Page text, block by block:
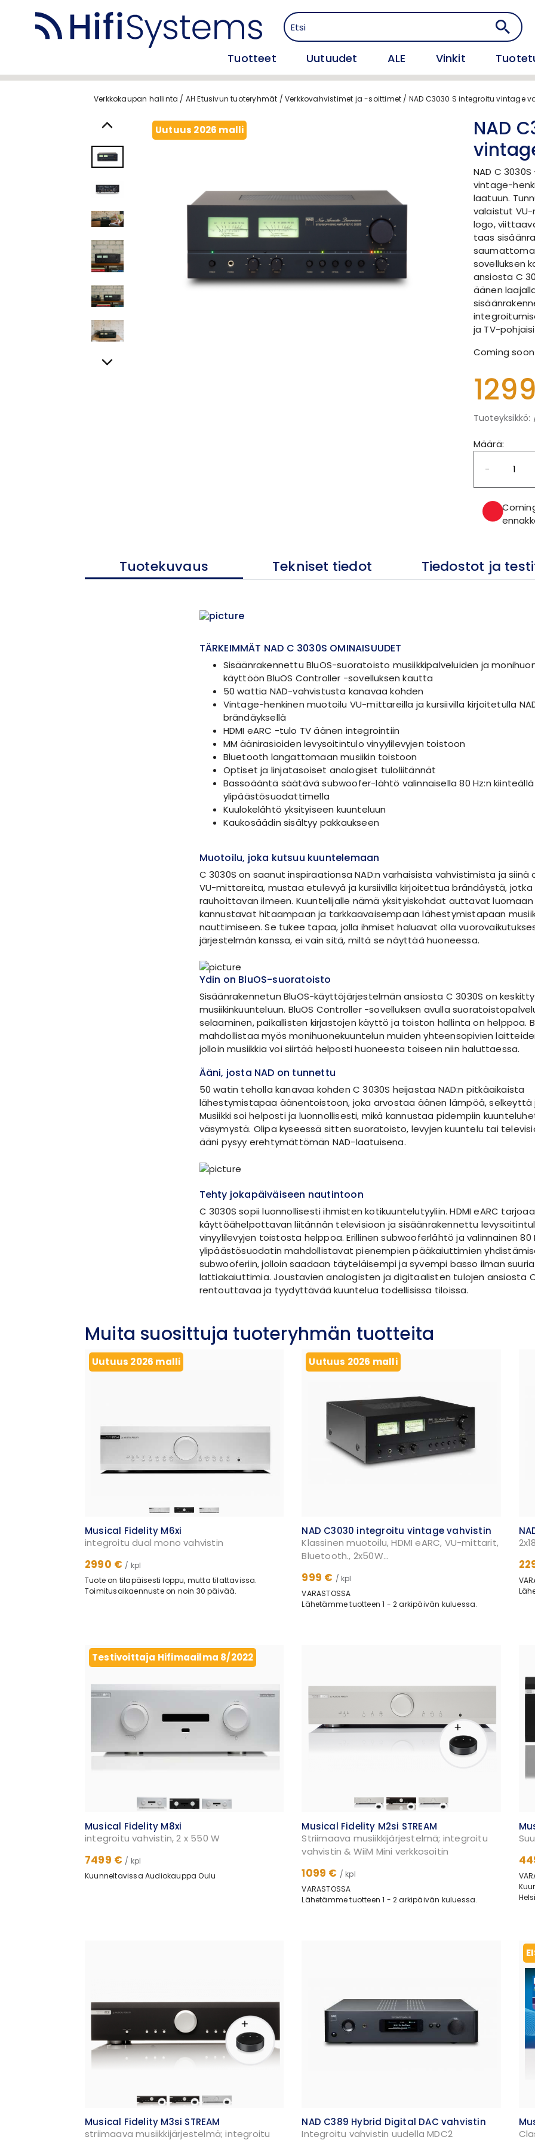
Tuotteet Uutuudet ALE Vinkit
Verkkokaupan hallinta / AH Etusivun tuoteryhmät /Verkkovahvistimet ja -soittimet / NAD C3030 S integroitu vintage
Uutuus 2026 malli
NAD
NAD C
vintage-
laatuun.
valaistut
logo,
taas
sovelluksen
ansiosta C
äänen
ja TV-
Coming
Tuoteyksikkö:
Määrä:
-
Tuotekuvaus Tekniset tiedot Tiedostot ja
TÄRKEIMMÄT NAD C 3030S OMINAISUUDET
Sisäänrakennettu BluOS-suoratoisto musiikkipalveluiden ja
käyttöön BluOS Controller -sovelluksen kautta
50 wattia NAD-vahvistusta kanavaa kohden
Vintage-henkinen muotoilu VU-mittareilla ja kursiivilla kirjoitetulla
brändäyksellä
HDMI eARC -tulo TV äänen integrointiin
MM äänirasioiden levysoitintulo vinyylilevyjen toistoon
Bluetooth langattomaan musiikin toistoon
Optiset ja linjatasoiset analogiset tuloliitännät
Bassoääntä säätävä subwoofer-lähtö valinnaisella 80 Hz:n kiinteällä
ylipäästösuodattimella
Kuulokelähtö yksityiseen kuunteluun
Kaukosäädin sisältyy pakkaukseen
Muotoilu, joka kutsuu kuuntelemaan
C 3030S on saanut inspiraationsa NAD:n varhaisista vahvistimista ja
VU-mittareita, mustaa etulevyä ja kursiivilla kirjoitettua brändäystä,
rauhoittavan ilmeen. Kuuntelijalle nämä yksityiskohdat auttavat
kannustavat hitaampaan ja tarkkaavaisempaan lähestymistapaan
nauttimiseen. Se tukee tapaa, jolla ihmiset haluavat olla
järjestelmän kanssa, ei vain sitä, miltä se näyttää huoneessa.
Ydin on BluOS-suoratoisto
Sisäänrakennetun BluOS-käyttöjärjestelmän ansiosta C 3030S on
musiikinkuunteluun. BluOS Controller -sovelluksen avulla
selaaminen, paikallisten kirjastojen käyttö ja toiston hallinta on helppoa.
mahdollistaa myös monihuonekuuntelun muiden yhteensopivien
jolloin musiikkia voi siirtää helposti huoneesta toiseen niin haluttaessa.
Ääni, josta NAD on tunnettu
50 watin teholla kanavaa kohden C 3030S heijastaa NAD:n pitkäaikaista
lähestymistapaa äänentoistoon, joka arvostaa äänen lämpöä, selkeyttä
Musiikki soi helposti ja luonnollisesti, mikä kannustaa pidempiin
väsymystä. Olipa kyseessä sitten suoratoisto, levyjen kuuntelu tai
ääni pysyy erehtymättömän NAD-laatuisena.
Tehty jokapäiväiseen nautintoon
C 3030S sopii luonnollisesti ihmisten kotikuuntelutyyliin. HDMI eARC tarjoaa
käyttöähelpottavan liitännän televisioon ja sisäänrakennettu
vinyylilevyjen toistosta helppoa. Erillinen subwooferlähtö ja valinnainen 80
ylipäästösuodatin mahdollistavat pienempien pääkaiuttimien
subwooferiin, jolloin saadaan täyteläisempi ja syvempi basso ilman suuria
lattiakaiuttimia. Joustavien analogisten ja digitaalisten tulojen ansiosta
rentouttavaa ja tyydyttävää kuuntelua todellisissa tiloissa.
Muita suosittuja tuoteryhmän tuotteita
Uutuus 2026 malli
Musical Fidelity M6xi
integroitu dual mono vahvistin
2990 € / kpl
Tuote on tilapäisesti loppu, mutta tilattavissa.
Toimitusaikaennuste on noin 30 päivää.
Uutuus 2026 malli
NAD C3030 integroitu vintage vahvistin
Klassinen muotoilu, HDMI eARC, VU-mittarit,
Bluetooth., 2x50W...
999 € / kpl
VARASTOSSA
Lähetämme tuotteen 1 - 2 arkipäivän kuluessa.
Testivoittaja Hifimaailma 8/2022
Musical Fidelity M8xi
integroitu vahvistin, 2 x 550 W
7499 € / kpl
Kuunneltavissa Audiokauppa Oulu
Musical Fidelity M2si STREAM
Striimaava musiikkijärjestelmä; integroitu
vahvistin & WiiM Mini verkkosoitin
1099 € / kpl
VARASTOSSA
Lähetämme tuotteen 1 - 2 arkipäivän kuluessa.
Musical Fidelity M3si STREAM
striimaava musiikkijärjestelmä; integroitu
NAD C389 Hybrid Digital DAC vahvistin
Integroitu vahvistin uudella MDC2